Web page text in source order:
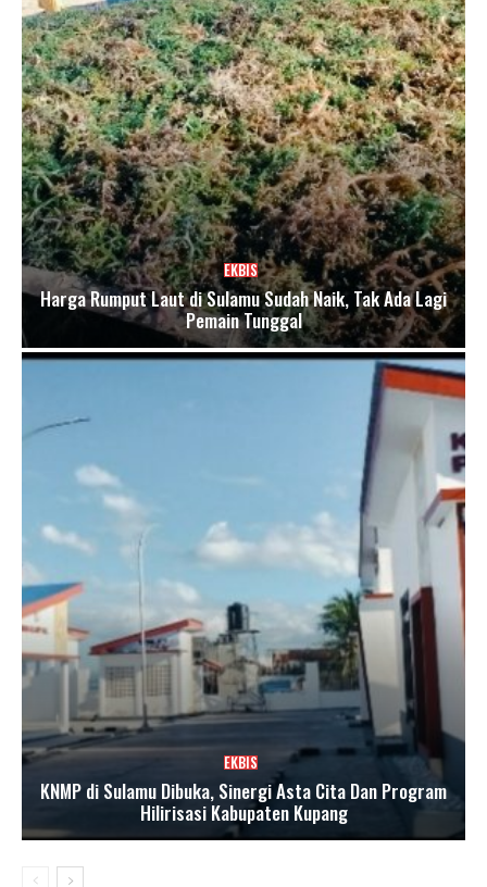
EKBIS
Harga Rumput Laut di Sulamu Sudah Naik, Tak Ada Lagi
Pemain Tunggal
EKBIS
KNMP di Sulamu Dibuka, Sinergi Asta Cita Dan Program
Hilirisasi Kabupaten Kupang